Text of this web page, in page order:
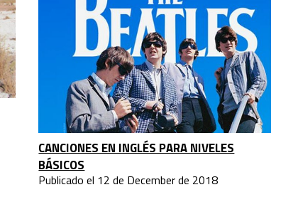
CANCIONES EN INGLÉS PARA NIVELES
BÁSICOS
Publicado el 12 de December de 2018